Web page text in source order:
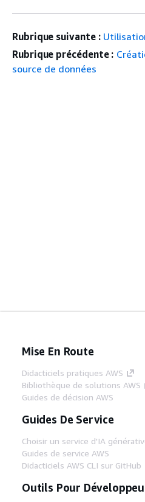
Rubrique suivante :
Rubrique précédente :
source de données
Mise En Route
Didacticiels pratiques AWS
Bibliothèque de solutions AWS
Guides de décision AWS
Guides De Service
Choisir un service d'IA
Guides de service AWS
Didacticiels AWS CLI sur GitHub
Outils Pour